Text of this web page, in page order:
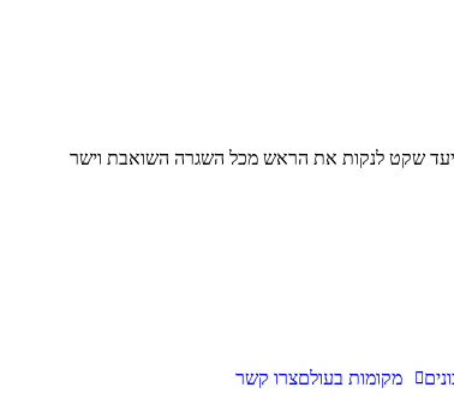
חיפשתי יעד שקט לנקות את הראש מכל השגרה השואבת וישר
מקומות בעולםצרו קשר